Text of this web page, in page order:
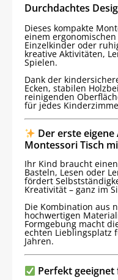
Durchdachtes
Dieses kompakte
einem
Einzelkinder oder
kreative Aktivitäten,
Spielen.
Dank der
Ecken, stabilen
reinigenden
für jedes
Der erste
Montessori Tisch
Ihr Kind braucht
Basteln, Lesen oder
fördert
Kreativität – ganz im
Die Kombination aus
hochwertigen
Formgebung macht
echten Lieblingsplatz
Jahren.
Perfekt geeignet